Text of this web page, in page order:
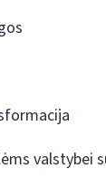
valstybei